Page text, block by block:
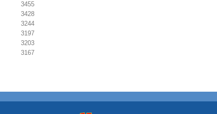
3455
3428
3244
3197
3203
3167